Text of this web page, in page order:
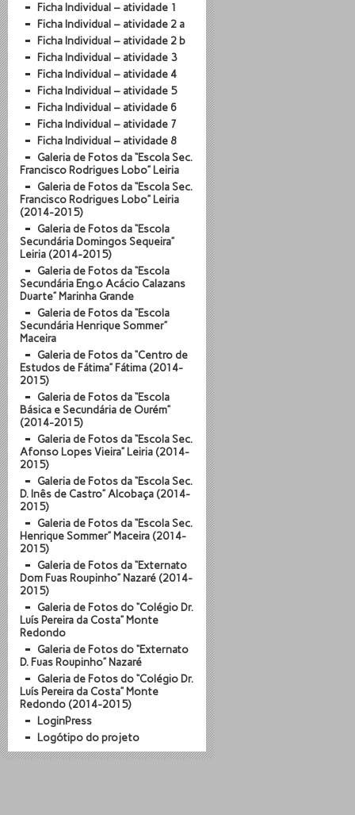
Ficha Individual – atividade 1
Ficha Individual – atividade 2 a
Ficha Individual – atividade 2 b
Ficha Individual – atividade 3
Ficha Individual – atividade 4
Ficha Individual – atividade 5
Ficha Individual – atividade 6
Ficha Individual – atividade 7
Ficha Individual – atividade 8
Galeria de Fotos da “Escola Sec.
Francisco Rodrigues Lobo” Leiria
Galeria de Fotos da “Escola Sec.
Francisco Rodrigues Lobo” Leiria
(2014-2015)
Galeria de Fotos da “Escola
Secundária Domingos Sequeira”
Leiria (2014-2015)
Galeria de Fotos da “Escola
Secundária Eng.º Acácio Calazans
Duarte” Marinha Grande
Galeria de Fotos da “Escola
Secundária Henrique Sommer”
Maceira
Galeria de Fotos da “Centro de
Estudos de Fátima” Fátima (2014-
2015)
Galeria de Fotos da “Escola
Básica e Secundária de Ourém”
(2014-2015)
Galeria de Fotos da “Escola Sec.
Afonso Lopes Vieira” Leiria (2014-
2015)
Galeria de Fotos da “Escola Sec.
D. Inês de Castro” Alcobaça (2014-
2015)
Galeria de Fotos da “Escola Sec.
Henrique Sommer” Maceira (2014-
2015)
Galeria de Fotos da “Externato
Dom Fuas Roupinho” Nazaré (2014-
2015)
Galeria de Fotos do “Colégio Dr.
Luís Pereira da Costa” Monte
Redondo
Galeria de Fotos do “Externato
D. Fuas Roupinho” Nazaré
Galeria de Fotos do “Colégio Dr.
Luís Pereira da Costa” Monte
Redondo (2014-2015)
LoginPress
Logótipo do projeto